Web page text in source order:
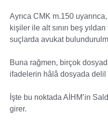
Ayrıca CMK m.150
kişiler ile alt sınırı beş
suçlarda avukat
Buna rağmen, birçok
ifadelerin hâlâ dosyada delil
İşte bu noktada AİHM’in
girer.